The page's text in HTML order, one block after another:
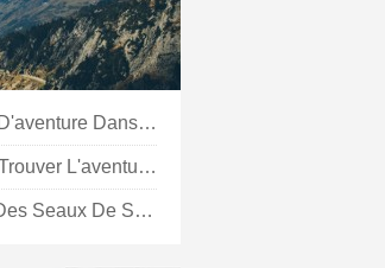
Liste De Seaux D'aventure Dans Le Désert :9 Défis Dans Les 9 Villes Du Grand Palm Springs
8 Endroits Pour Trouver L'aventure D'automne
La Liste Ultime Des Seaux De Sea Island